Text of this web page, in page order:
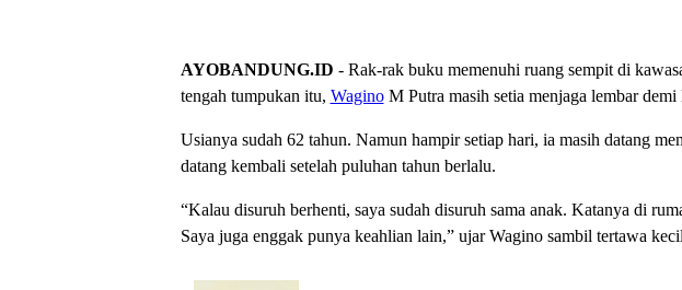
AYOBANDUNG.ID - Rak-rak buku memenuhi ruang sempit di
tengah tumpukan itu, WaginoM Putra masih setia menjaga lembar
Usianya sudah 62 tahun. Namun hampir setiap hari, ia masih datang
datang kembali setelah puluhan tahun berlalu.
“Kalau disuruh berhenti, saya sudah disuruh sama anak. Katanya di
Saya juga enggak punya keahlian lain,” ujar Wagino sambil tertawa